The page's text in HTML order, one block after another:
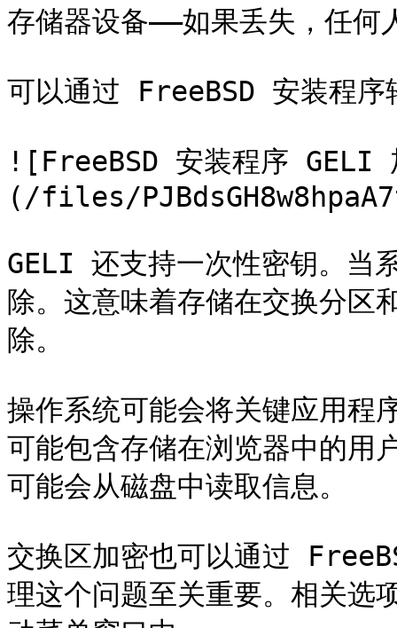
存储器设备——如果丢失，任何
可以通过 FreeBSD 安装程
![FreeBSD 安装程序 GELI
(/files/
GELI 还支持一次性密钥。当
除。这意味着存储在交换分区
除。
操作系统可能会将关键应用程
可能包含存储在浏览器中的用
可能会从磁盘中读取信息。
交换区加密也可以通过
理这个问题至关重要。相关选